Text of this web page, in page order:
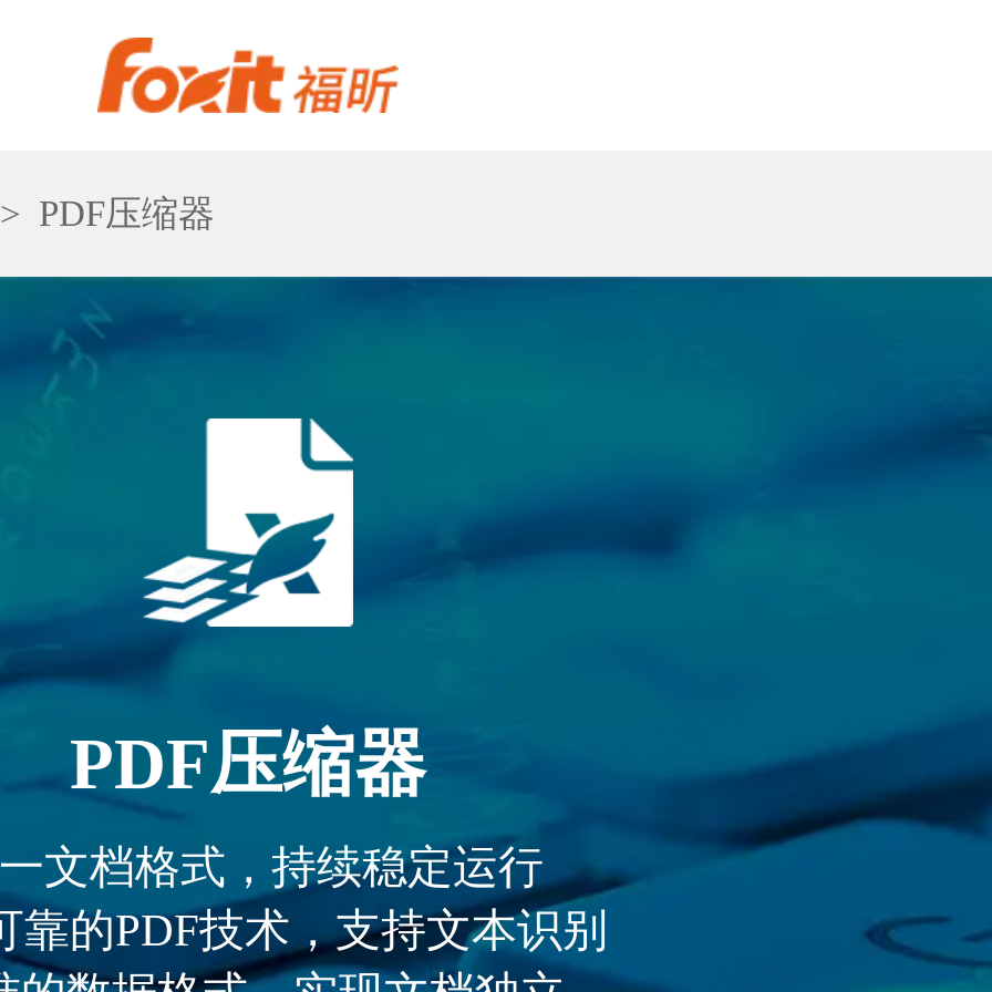
PDF压缩器
PDF压缩器
文档格式，持续稳定运行
靠的PDF技术，支持文本识别